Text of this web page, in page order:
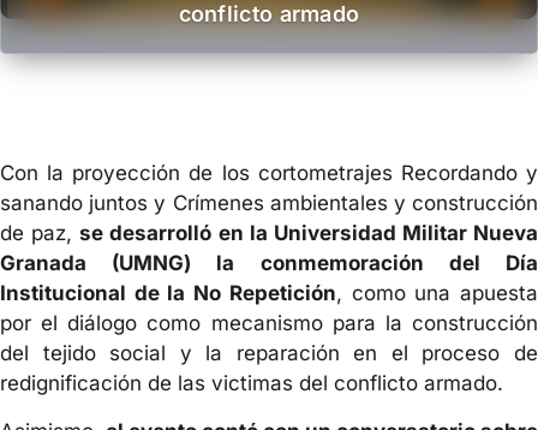
conflicto armado
Con la proyección de los cortometrajes Recordando y
sanando juntos y Crímenes ambientales y construcción
de paz,se desarrolló en la Universidad Militar Nueva
Granada (UMNG) la conmemoración del Día
Institucional de la No Repetición, como una apuesta
por el diálogo como mecanismo para la construcción
del tejido social y la reparación en el proceso de
redignificación de las victimas del conflicto armado.